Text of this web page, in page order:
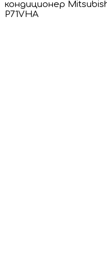
кондиционер
P71VHA